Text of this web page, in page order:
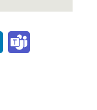
LinkedIn